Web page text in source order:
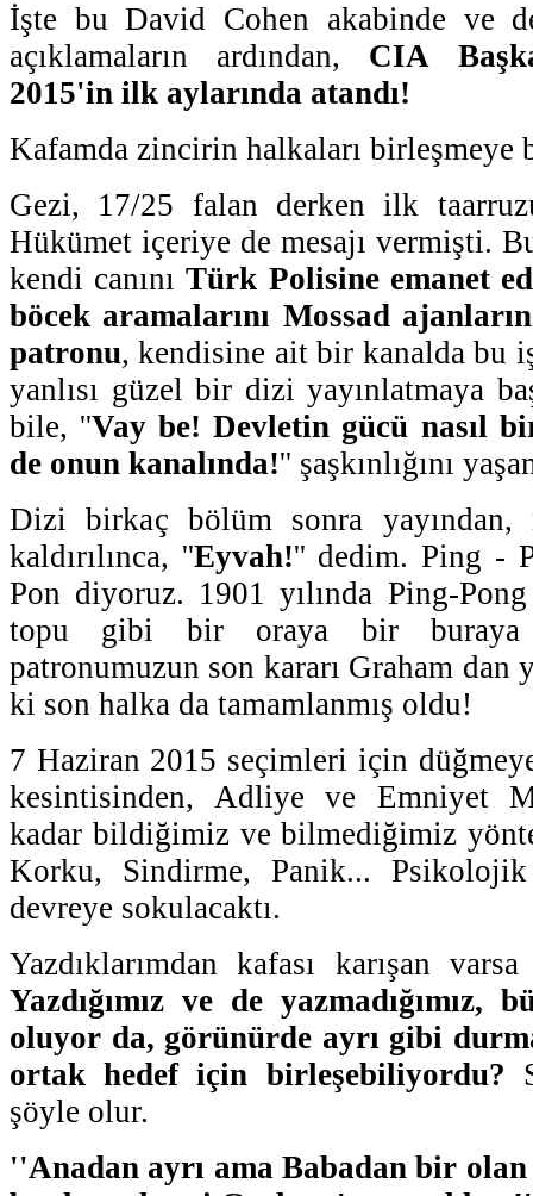
İşte bu David Cohen akabinde ve
açıklamaların ardından, CIA
2015'in ilk aylarında atandı!
Kafamda zincirin halkaları birleşmeye
Gezi, 17/25 falan derken ilk
Hükümet içeriye de mesajı vermişti.
kendi canınıTürk Polisine emanet
böcek aramalarını Mossad
patronu, kendisine ait bir kanalda bu
yanlısı güzel bir dizi yayınlatmaya
bile, ''Vay be! Devletin gücü nasıl
de onun kanalında!'' şaşkınlığını
Dizi birkaç bölüm sonra yayından,
kaldırılınca, ''Eyvah!'' dedim. Ping -
Pon diyoruz. 1901 yılında Ping-
topu gibi bir oraya bir buraya
patronumuzun son kararı Graham dan
ki son halka da tamamlanmış oldu!
7 Haziran 2015 seçimleri için
kesintisinden, Adliye ve Emniyet
kadar bildiğimiz ve bilmediğimiz
Korku, Sindirme, Panik...
devreye sokulacaktı.
Yazdıklarımdan kafası karışan
Yazdığımız ve de yazmadığımız,
oluyor da, görünürde ayrı gibi
ortak hedef için birleşebiliyordu?
şöyle olur.
''Anadan ayrı ama Babadan bir